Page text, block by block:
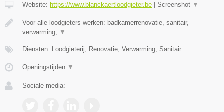
Website: https://www.blanckaertloodgieter.be Screenshot ▼
Voor alle loodgieters werken: badkamerrenovatie, sanitair,
verwarming,
▼
Diensten: Loodgieterij, Renovatie, Verwarming, Sanitair
Openingstijden ▼
Sociale media: